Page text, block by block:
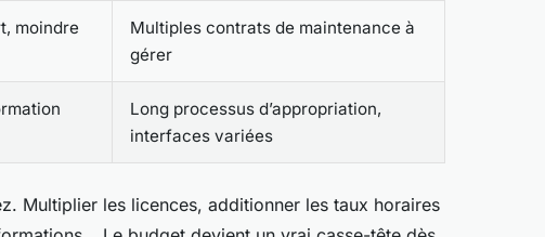
moindre
Multiples contrats de maintenance à
gérer
Long processus d’appropriation,
interfaces variées
Multiplier les licences, additionner les taux horaires